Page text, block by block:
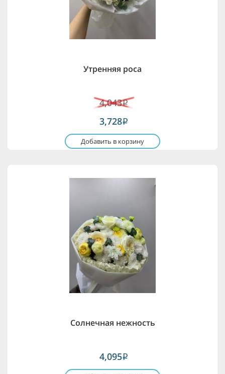
Утренняя роса
4,043i
3,728i
Добавить в корзину
Солнечная нежность
4,095i